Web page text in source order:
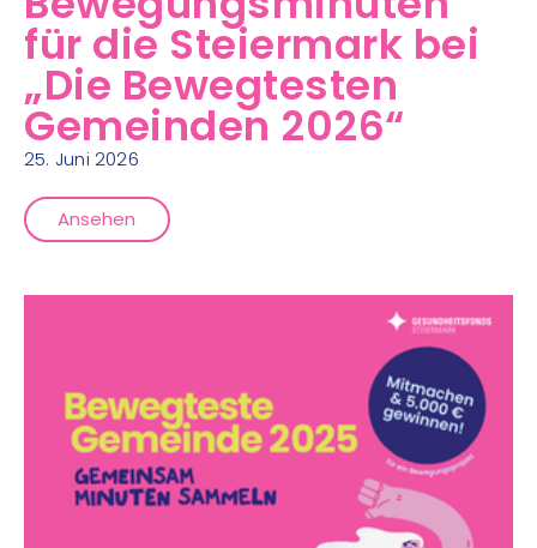
für die Steiermark bei
„Die Bewegtesten
Gemeinden 2026“
25. Juni 2026
Ansehen